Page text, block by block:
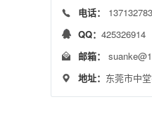
电话：
QQ： 425326914
邮箱：
地址： 东莞市中